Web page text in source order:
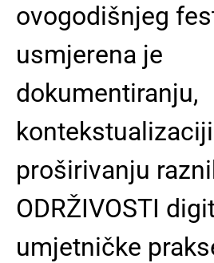
ovogodišnjeg
usmjerena je
dokumentiranju,
proširivanju
ODRŽIVOSTI
umjetničke